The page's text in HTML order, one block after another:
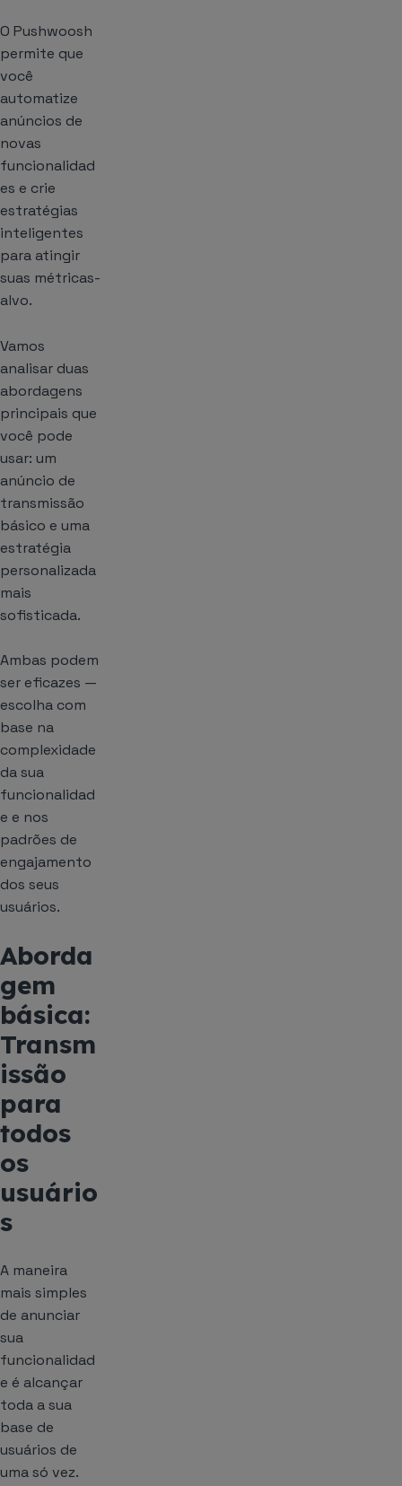
O Pushwoosh
permite que
você
automatize
anúncios de
novas
funcionalidad
es e crie
estratégias
inteligentes
para atingir
suas métricas-
alvo.
Vamos
analisar duas
abordagens
principais que
você pode
usar: um
anúncio de
transmissão
básico e uma
estratégia
personalizada
mais
sofisticada.
Ambas podem
ser eficazes —
escolha com
base na
complexidade
da sua
funcionalidad
e e nos
padrões de
engajamento
dos seus
usuários.
Aborda
gem
básica:
Transm
issão
para
todos
os
usuário
s
A maneira
mais simples
de anunciar
sua
funcionalidad
e é alcançar
toda a sua
base de
usuários de
uma só vez.